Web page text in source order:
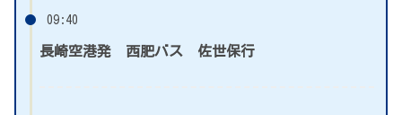
09:40
長崎空港発 西肥バス 佐世保行